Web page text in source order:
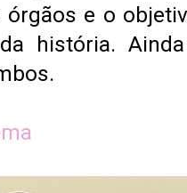
órgãos e o
história.